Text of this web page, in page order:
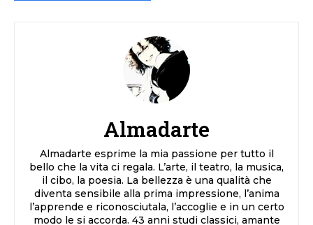
Almadarte
Almadarte esprime la mia passione per tutto il
bello che la vita ci regala. L’arte, il teatro, la musica,
il cibo, la poesia. La bellezza è una qualità che
diventa sensibile alla prima impressione, l’anima
l’apprende e riconosciutala, l’accoglie e in un certo
modo le si accorda. 43 anni studi classici, amante